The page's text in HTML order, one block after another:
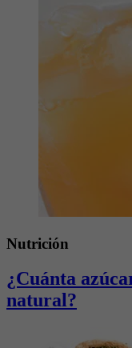
Nutrición
¿Cuánta
natural?